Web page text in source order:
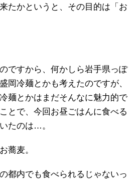
たかというと、その目的は「お
ですから、何かしら岩手県っぽ
岡冷麺とかも考えたのですが、
麺とかはまだそんなに魅力的で
とで、今回お昼ごはんに食べる
たのは…。
蕎麦。
都内でも食べられるじゃないっ